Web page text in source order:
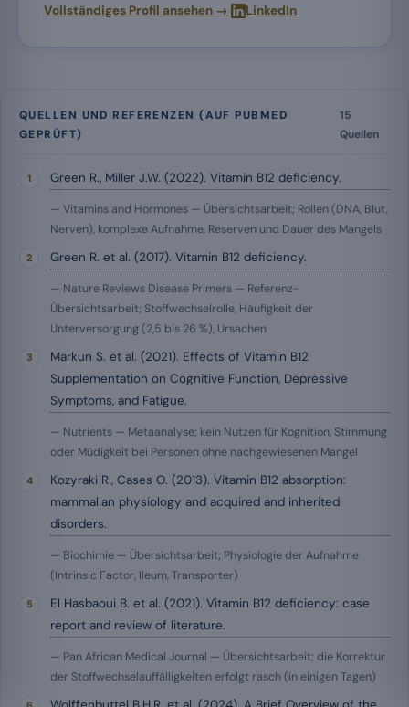
Vollständiges Profil ansehen → LinkedIn
QUELLEN UND REFERENZEN (AUF PUBMED
GEPRÜFT)
15
Quellen
Green R., Miller J.W. (2022). Vitamin B12 deficiency.
— Vitamins and Hormones — Übersichtsarbeit; Rollen (DNA, Blut,
Nerven), komplexe Aufnahme, Reserven und Dauer des Mangels
Green R. et al. (2017). Vitamin B12 deficiency.
— Nature Reviews Disease Primers — Referenz-
Übersichtsarbeit; Stoffwechselrolle, Häufigkeit der
Unterversorgung (2,5 bis 26 %), Ursachen
Markun S. et al. (2021). Effects of Vitamin B12
Supplementation on Cognitive Function, Depressive
Symptoms, and Fatigue.
— Nutrients — Metaanalyse; kein Nutzen für Kognition, Stimmung
oder Müdigkeit bei Personen ohne nachgewiesenen Mangel
Kozyraki R., Cases O. (2013). Vitamin B12 absorption:
mammalian physiology and acquired and inherited
disorders.
— Biochimie — Übersichtsarbeit; Physiologie der Aufnahme
(Intrinsic Factor, Ileum, Transporter)
El Hasbaoui B. et al. (2021). Vitamin B12 deficiency: case
report and review of literature.
— Pan African Medical Journal — Übersichtsarbeit; die Korrektur
der Stoffwechselauffälligkeiten erfolgt rasch (in einigen Tagen)